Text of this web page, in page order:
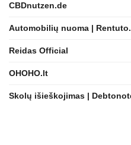
CBDnutzen.de
Automobilių nuoma |
Reidas Official
OHOHO.lt
Skolų išieškojimas |